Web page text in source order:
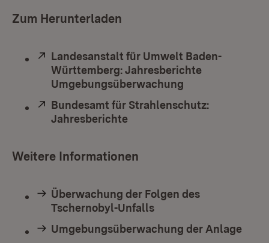
Zum Herunterladen
Extern:
Landesanstalt für Umwelt Baden-
Württemberg: Jahresberichte
Umgebungsüberwachung
Extern:
Bundesamt für Strahlenschutz:
Jahresberichte
Weitere Informationen
Überwachung der Folgen des
Tschernobyl-Unfalls
Umgebungsüberwachung der Anlage